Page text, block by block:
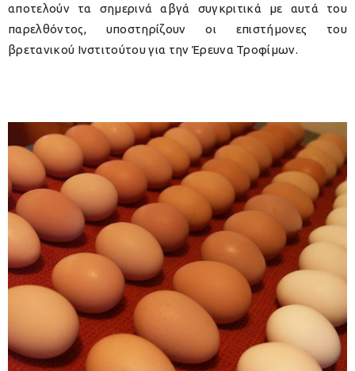
αποτελούν τα σημερινά αβγά συγκριτικά με αυτά του
παρελθόντος, υποστηρίζουν οι επιστήμονες του
βρετανικού Ινστιτούτου για την Έρευνα Τροφίμων.